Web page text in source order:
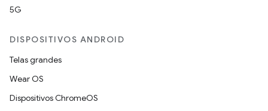
5G
DISPOSITIVOS ANDROID
Telas grandes
Wear OS
Dispositivos ChromeOS